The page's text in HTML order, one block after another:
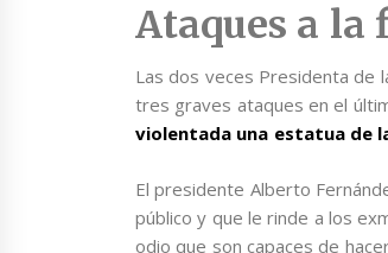
Ataques a la
Las dos veces Presidenta de
tres graves ataques en el
violentada una estatua de
El presidente Alberto
público y que le rinde a los
odio que son capaces de